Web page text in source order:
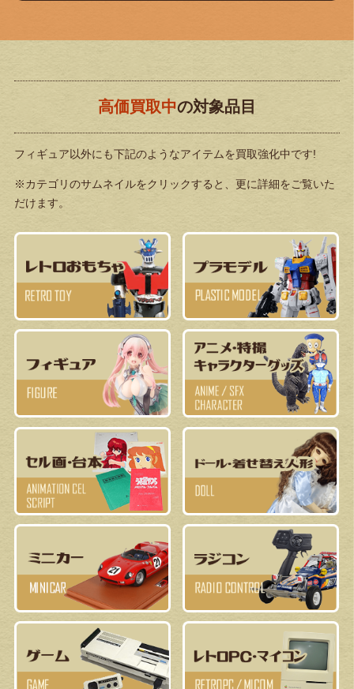
高価買取中の対象品目
フィギュア以外にも下記のようなアイテムを買取強化中です!
※カテゴリのサムネイルをクリックすると、更に詳細をご覧いた
だけます。